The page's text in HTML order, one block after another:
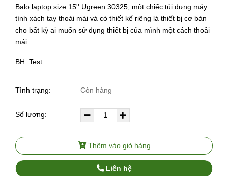
Balo laptop size 15'' Ugreen 30325, một chiếc túi đựng máy
tính xách tay thoải mái và có thiết kế riêng là thiết bị cơ bản
cho bất kỳ ai muốn sử dụng thiết bị của mình một cách thoải
mái.
BH: Test
Tình trạng: Còn hàng
Số lượng:
Thêm vào giỏ hàng
Liên hệ